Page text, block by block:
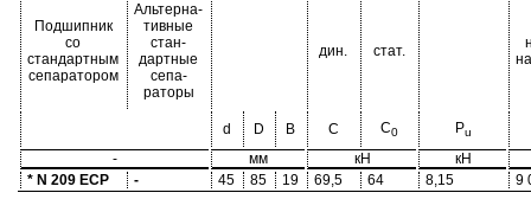
Подшипник
со
стандартным
сепаратором
Альтерна-
тивные
стан-
дартные
сепа-
раторы
дин. стат.
d D B C C0 Pu
- мм кН
кН
* N 209 ECP
- 45 85 19 69,5 64 8,15 9